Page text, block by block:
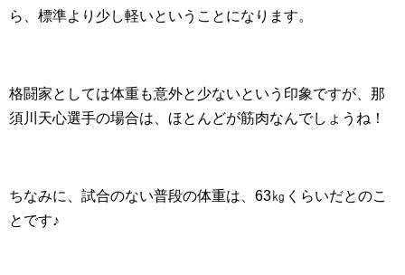
ら、標準より少し軽いということになります。
格闘家としては体重も意外と少ないという印象ですが、那
須川天心選手の場合は、ほとんどが筋肉なんでしょうね！
ちなみに、試合のない普段の体重は、63㎏くらいだとのこ
とです♪